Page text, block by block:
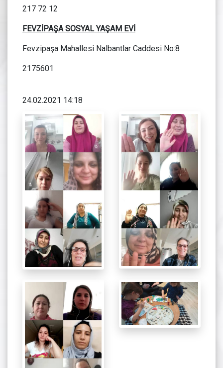
217 72 12
FEVZİPAŞA SOSYAL YAŞAM EVİ
Fevzipaşa Mahallesi Nalbantlar Caddesi No:8
2175601
24.02.2021 14:18